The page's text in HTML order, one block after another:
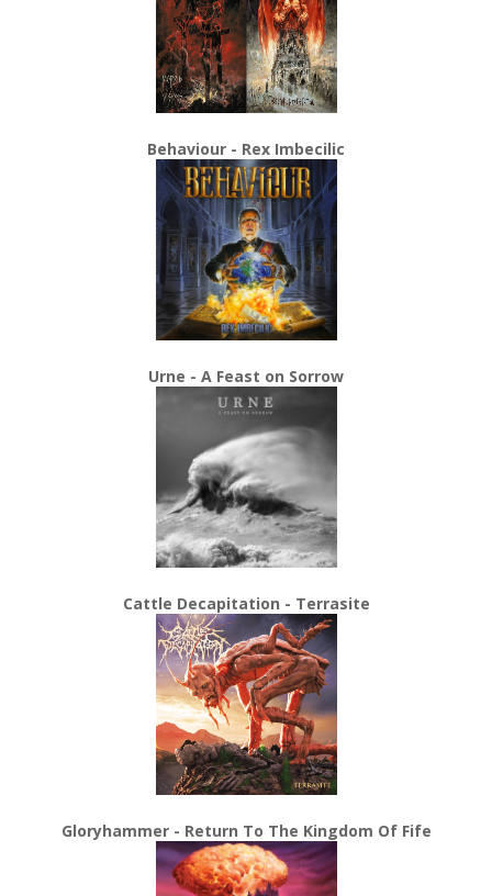
Behaviour - Rex Imbecilic
Urne - A Feast on Sorrow
Cattle Decapitation - Terrasite
Gloryhammer - Return To The Kingdom Of Fife